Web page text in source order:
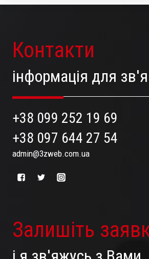
Контакти
інформація для
+38 099 252 19 69
+38 097 644 27 54
admin@3zweb.com.ua
Залишіть